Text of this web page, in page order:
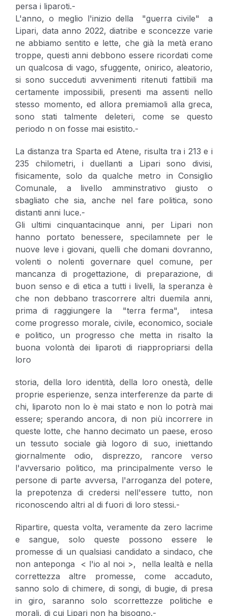
persa i liparoti.-
L'anno, o meglio l'inizio della "guerra civile" a
Lipari, data anno 2022, diatribe e sconcezze varie
ne abbiamo sentito e lette, che già la metà erano
troppe, questi anni debbono essere ricordati come
un qualcosa di vago, sfuggente, onirico, aleatorio,
si sono succeduti avvenimenti ritenuti fattibili ma
certamente impossibili, presenti ma assenti nello
stesso momento, ed allora premiamoli alla greca,
sono stati talmente deleteri, come se questo
periodo n on fosse mai esistito.-
La distanza tra Sparta ed Atene, risulta tra i 213 e i
235 chilometri, i duellanti a Lipari sono divisi,
fisicamente, solo da qualche metro in Consiglio
Comunale, a livello amminstrativo giusto o
sbagliato che sia, anche nel fare politica, sono
distanti anni luce.-
Gli ultimi cinquantacinque anni, per Lipari non
hanno portato benessere, specilamnete per le
nuove leve i giovani, quelli che domani dovranno,
volenti o nolenti governare quel comune, per
mancanza di progettazione, di preparazione, di
buon senso e di etica a tutti i livelli, la speranza è
che non debbano trascorrere altri duemila anni,
prima di raggiungere la "terra ferma", intesa
come progresso morale, civile, economico, sociale
e politico, un progresso che metta in risalto la
buona volontà dei liparoti di riappropriarsi della
loro
storia, della loro identità, della loro onestà, delle
proprie esperienze, senza interferenze da parte di
chi, liparoto non lo è mai stato e non lo potrà mai
essere; sperando ancora, di non più incorrere in
queste lotte, che hanno decimato un paese, eroso
un tessuto sociale già logoro di suo, iniettando
giornalmente odio, disprezzo, rancore verso
l'avversario politico, ma principalmente verso le
persone di parte avversa, l'arroganza del potere,
la prepotenza di credersi nell'essere tutto, non
riconoscendo altri al di fuori di loro stessi.-
Ripartire, questa volta, veramente da zero lacrime
e sangue, solo queste possono essere le
promesse di un qualsiasi candidato a sindaco, che
non anteponga < l'io al noi >, nella lealtà e nella
correttezza altre promesse, come accaduto,
sanno solo di chimere, di songi, di bugie, di presa
in giro, saranno solo scorrettezze politiche e
morali, di cui Lipari non ha bisogno.-